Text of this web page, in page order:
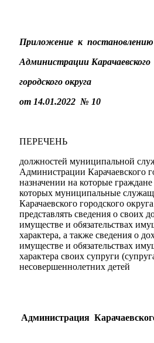
Приложение к постановлению
Администрации Карачаевского
городского округа
от 14.01.2022 № 10
ПЕРЕЧЕНЬ
должностей муниципальной
Администрации Карачаевского
назначении на которые
которых муниципальные
Карачаевского городского
представлять сведения о своих
имуществе и обязательствах
характера, а также сведения о
имуществе и обязательствах
характера своих супруги
несовершеннолетних детей
Администрация